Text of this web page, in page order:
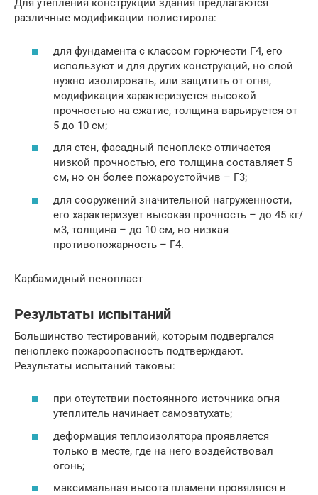
Для утепления конструкций здания предлагаются
различные модификации полистирола:
для фундамента с классом горючести Г4, его
используют и для других конструкций, но слой
нужно изолировать, или защитить от огня,
модификация характеризуется высокой
прочностью на сжатие, толщина варьируется от
5 до 10 см;
для стен, фасадный пеноплекс отличается
низкой прочностью, его толщина составляет 5
см, но он более пожароустойчив – Г3;
для сооружений значительной нагруженности,
его характеризует высокая прочность – до 45 кг/
м3, толщина – до 10 см, но низкая
противопожарность – Г4.
Карбамидный пенопласт
Результаты испытаний
Большинство тестирований, которым подвергался
пеноплекс пожароопасность подтверждают.
Результаты испытаний таковы:
при отсутствии постоянного источника огня
утеплитель начинает самозатухать;
деформация теплоизолятора проявляется
только в месте, где на него воздействовал
огонь;
максимальная высота пламени провялятся в